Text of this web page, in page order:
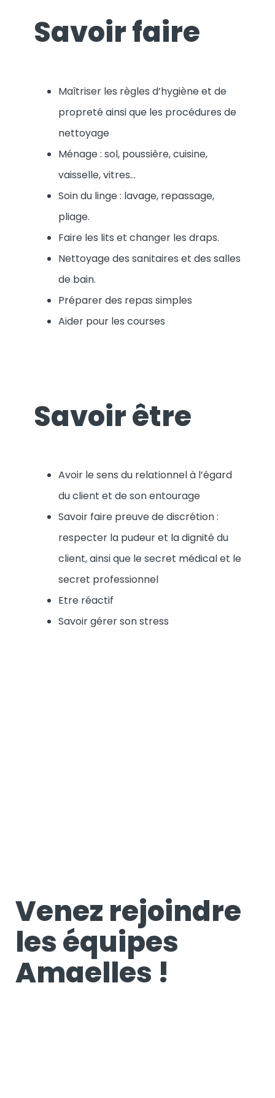
Savoir faire
Maîtriser les règles d’hygiène et de
propreté ainsi que les procédures de
nettoyage
Ménage : sol, poussière, cuisine,
vaisselle, vitres…
Soin du linge : lavage, repassage,
pliage.
Faire les lits et changer les draps.
Nettoyage des sanitaires et des salles
de bain.
Préparer des repas simples
Aider pour les courses
Savoir être
Avoir le sens du relationnel à l’égard
du client et de son entourage
Savoir faire preuve de discrétion :
respecter la pudeur et la dignité du
client, ainsi que le secret médical et le
secret professionnel
Etre réactif
Savoir gérer son stress
Venez rejoindre
les équipes
Amaelles !